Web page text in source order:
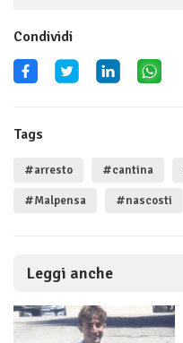
Condividi
Tags
#arresto #cantina
#Malpensa #nascosti
Leggi anche